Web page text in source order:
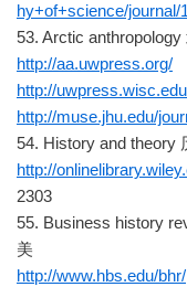
hy+of+science/journal/
53. Arctic
http://aa.uwpress.org/
http://
http://muse.jhu.edu/
54. History and theory
http://
2303
55. Business history
美
http://www.hbs.edu/bhr/